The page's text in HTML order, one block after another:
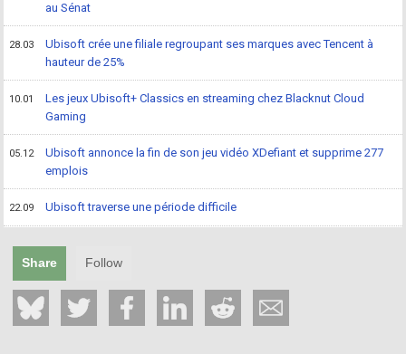
au Sénat
28.03
Ubisoft crée une filiale regroupant ses marques avec Tencent à
hauteur de 25%
10.01
Les jeux Ubisoft+ Classics en streaming chez Blacknut Cloud
Gaming
05.12
Ubisoft annonce la fin de son jeu vidéo XDefiant et supprime 277
emplois
22.09 Ubisoft traverse une période difficile
Share Follow